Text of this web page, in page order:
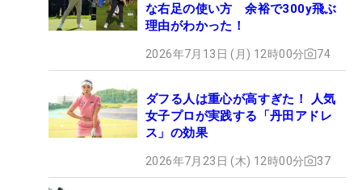
な右足の使い方 余裕で300y飛ぶ
理由がわかった！
2026年7月13日 (月) 12時00分 74
ダフる人は重心が高すぎた！ 人気
女子プロが実践する「丹田アドレ
ス」の効果
2026年7月23日 (木) 12時00分 37